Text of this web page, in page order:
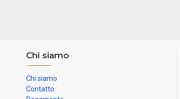
Chi siamo
Chi siamo
Contatto